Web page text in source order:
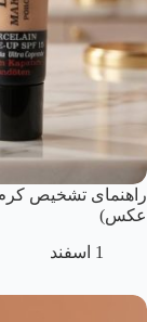
راهنمای تشخیص کرم
عکس)
1 اسفند